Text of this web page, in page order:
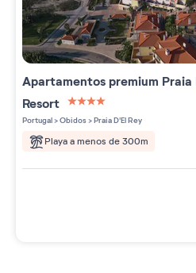
Apartamentos premium Praia
Resort
4 étoiles sur 5
Portugal>Obidos>Praia D'El Rey
Playa a menos de 300m